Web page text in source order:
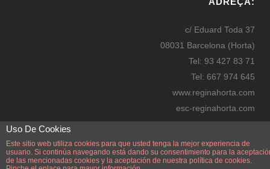
c/ Eduard Toda 37
08031 Barcelona (Horta)
Tel: 93 427 83 71
Tel: 667 974 645
www.reginahorta.com
esc-reginahorta.com
secretaria@reginahorta.com
Mapa
Uso De Cookies
Este sitio web utiliza cookies para que usted tenga la mejor experiencia de
usuario. Si continúa navegando está dando su consentimiento para la
de las mencionadas cookies y la aceptación de nuestra política de cookies.